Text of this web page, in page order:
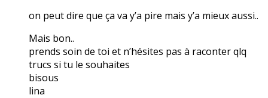
on peut dire que ça va y’a pire mais y’a mieux aussi..
Mais bon..
prends soin de toi et n’hésites pas à raconter qlq
trucs si tu le souhaites
bisous
lina